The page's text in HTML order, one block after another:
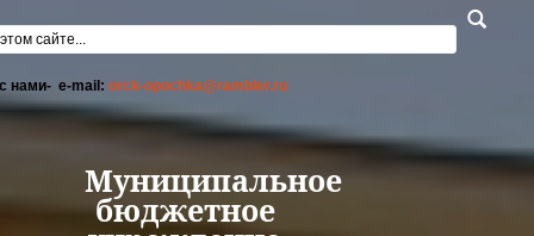
поиска
нами- e-mail: orck-opochka@rambler.ru
Муниципальное
бюджетное